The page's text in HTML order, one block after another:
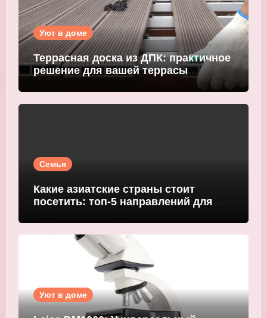
Уют в доме
Террасная доска из ДПК: практичное
решение для вашей террасы
Семья
Какие азиатские страны стоит
посетить: топ-5 направлений для
Уют в доме